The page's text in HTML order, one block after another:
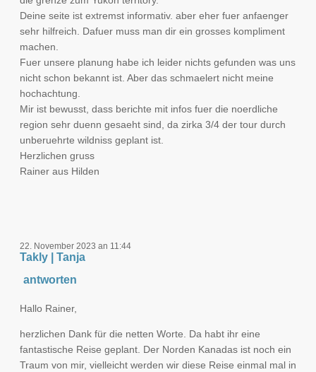
Deine seite ist extremst informativ. aber eher fuer anfaenger
sehr hilfreich. Dafuer muss man dir ein grosses kompliment
machen.
Fuer unsere planung habe ich leider nichts gefunden was uns
nicht schon bekannt ist. Aber das schmaelert nicht meine
hochachtung.
Mir ist bewusst, dass berichte mit infos fuer die noerdliche
region sehr duenn gesaeht sind, da zirka 3/4 der tour durch
unberuehrte wildniss geplant ist.
Herzlichen gruss
Rainer aus Hilden
22. November 2023 an 11:44
Takly | Tanja
antworten
Hallo Rainer,
herzlichen Dank für die netten Worte. Da habt ihr eine
fantastische Reise geplant. Der Norden Kanadas ist noch ein
Traum von mir, vielleicht werden wir diese Reise einmal mal in